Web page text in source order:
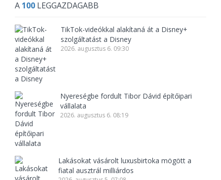
A 100 LEGGAZDAGABB
TikTok-videókkal alakítaná át a Disney+
szolgáltatást a Disney
2026. augusztus 6. 09:30
Nyereségbe fordult Tibor Dávid építőipari
vállalata
2026. augusztus 6. 08:19
Lakásokat vásárolt luxusbirtoka mögött a
fiatal ausztrál milliárdos